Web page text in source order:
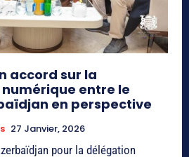
accord sur la
entre le
en perspective
27 Janvier, 2026
pour la délégation